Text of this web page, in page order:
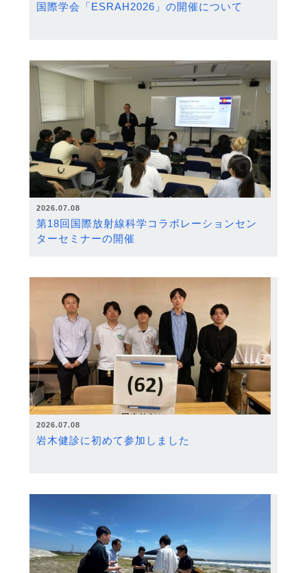
国際学会「ESRAH2026」の開催について
2026.07.08
第18回国際放射線科学コラボレーションセン
ターセミナーの開催
2026.07.08
岩木健診に初めて参加しました